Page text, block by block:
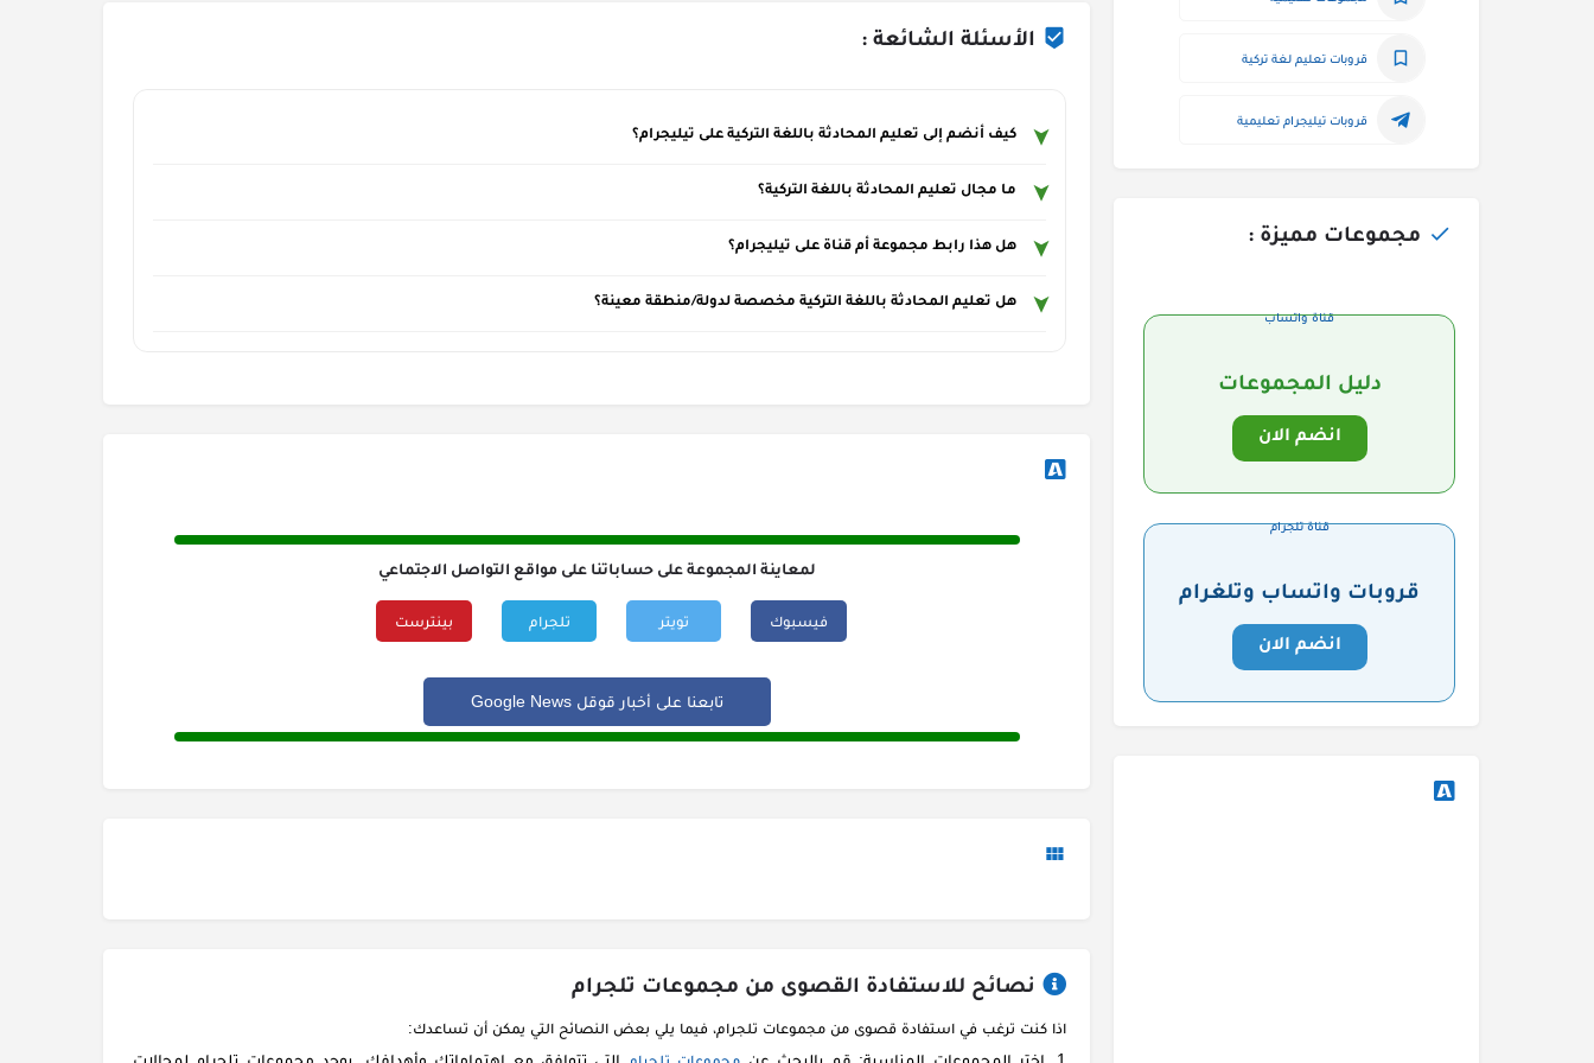
قروبات تعليم لغة تركية
قروبات تيليجرام تعليمية
مجموعات مميزة :
قناة واتساب
دليل المجموعات
انضم الان
قناة تلجرام
قروبات واتساب وتلغرام
انضم الان
الأسئلة الشائعة :
كيف أنضم إلى تعليم المحادثة باللغة التركية على تيليجرام؟
ما مجال تعليم المحادثة باللغة التركية؟
هل هذا رابط مجموعة أم قناة على تيليجرام؟
هل تعليم المحادثة باللغة التركية مخصصة لدولة/منطقة معينة؟
لمعاينة المجموعة على حساباتنا على مواقع التواصل الاجتماعي
فيسبوك تويتر تلجرام بينترست
تابعنا على أخبار قوقل Google News
نصائح للاستفادة القصوى من مجموعات تلجرام
اذا كنت ترغب في استفادة قصوى من مجموعات تلجرام، فيما يلي بعض النصائح التي يمكن أن تساعدك:
اختر المجموعات المناسبة: قم بالبحث عن
التي تتوافق مع اهتماماتك وأهدافك. يوجد مجموعات تلجرام لمجالات